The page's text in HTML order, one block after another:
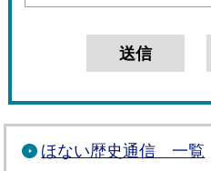
ほない歴史通信 一覧